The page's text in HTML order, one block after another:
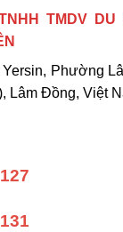
TMDV
Phường
Lâm Đồng, Việt